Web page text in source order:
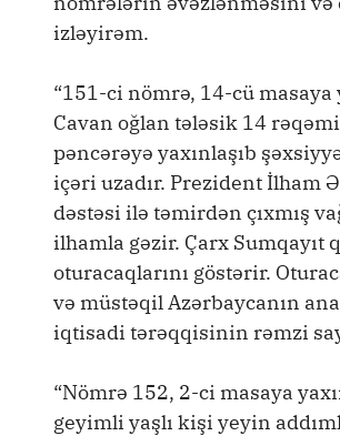
izləyirəm.
“151-ci nömrə, 14-cü masaya
Cavan oğlan tələsik 14 rəqəmi
pəncərəyə yaxınlaşıb
içəri uzadır. Prezident İlham
dəstəsi ilə təmirdən çıxmış
ilhamla gəzir. Çarx Sumqayıt
oturacaqlarını göstərir.
və müstəqil Azərbaycanın
iqtisadi tərəqqisinin rəmzi
“Nömrə 152, 2-ci masaya
geyimli yaşlı kişi yeyin